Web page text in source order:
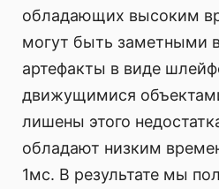
обладающих высоким
могут быть заметными
артефакты в виде
движущимися
лишены этого
обладают низким
1мс. В результате мы